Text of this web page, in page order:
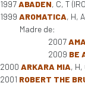
1997ABADEN, C, T
1999 AROMATICA, H,
Madre de:
2007
2009 BE
2000 ARKARA MIA, H,
2001 ROBERT THE